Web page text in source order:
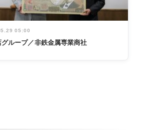
05:00
グループ／非鉄金属専業商社